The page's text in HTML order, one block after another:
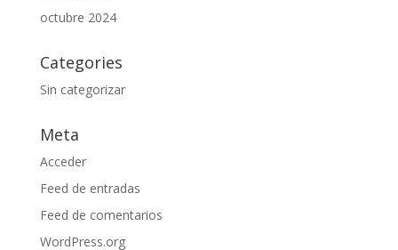
octubre 2024
Categories
Sin categorizar
Meta
Acceder
Feed de entradas
Feed de comentarios
WordPress.org